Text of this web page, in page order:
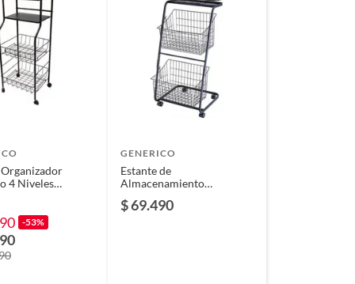
4 Niveles
-53%
GENERICO
Estante de
Almacenamiento
Niveles con Ruedas
$ 69.490